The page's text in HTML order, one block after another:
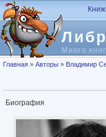
Перейти к основному
Много книг
Вы здесь
Главная » Авторы » Владимир
Биография